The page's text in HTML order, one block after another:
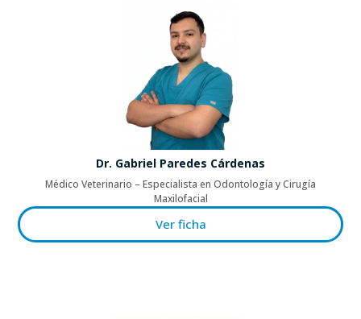
Dr. Gabriel Paredes Cárdenas
Médico Veterinario – Especialista en Odontología y Cirugía
Maxilofacial
Ver ficha